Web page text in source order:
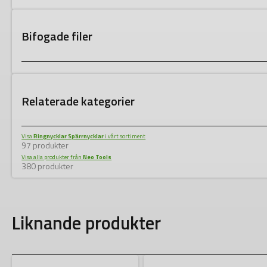
Bifogade filer
Relaterade kategorier
VisaRingnycklar Spärrnycklar i vårt sortiment
97 produkter
Visa alla produkter frånNeo Tools
380 produkter
Liknande produkter